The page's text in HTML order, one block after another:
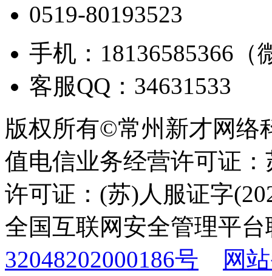
0519-80193523
手机：18136585366（
客服QQ：34631533
版权所有©常州新才网络
值电信业务经营许可证
许可证：(苏)人服证字
全国互联网安全管理平
32048202000186号
网